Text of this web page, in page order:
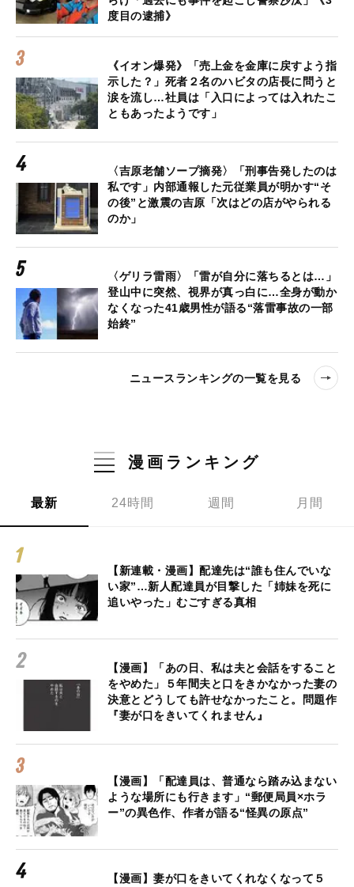
度目の逮捕》
《イオン爆発》「売上金を金庫に戻すよう指
示した？」死者２名のハビタの店長に問うと
涙を流し…社員は「入口によっては入れたこ
ともあったようです」
〈吉原老舗ソープ摘発〉「刑事告発したのは
私です」内部通報した元従業員が明かす“そ
の後”と激震の吉原「次はどの店がやられる
のか」
〈ゲリラ雷雨〉「雷が自分に落ちるとは…」
登山中に突然、視界が真っ白に…全身が動か
なくなった41歳男性が語る“落雷事故の一部
始終”
ニュースランキングの一覧を見る
漫画ランキング
最新 24時間 週間 月間
【新連載・漫画】配達先は“誰も住んでいな
い家”…新人配達員が目撃した「姉妹を死に
追いやった」むごすぎる真相
【漫画】「あの日、私は夫と会話をすること
をやめた」５年間夫と口をきかなかった妻の
決意とどうしても許せなかったこと。問題作
『妻が口をきいてくれません』
【漫画】「配達員は、普通なら踏み込まない
ような場所にも行きます」“郵便局員×ホラ
ー”の異色作、作者が語る“怪異の原点”
【漫画】妻が口をきいてくれなくなって５